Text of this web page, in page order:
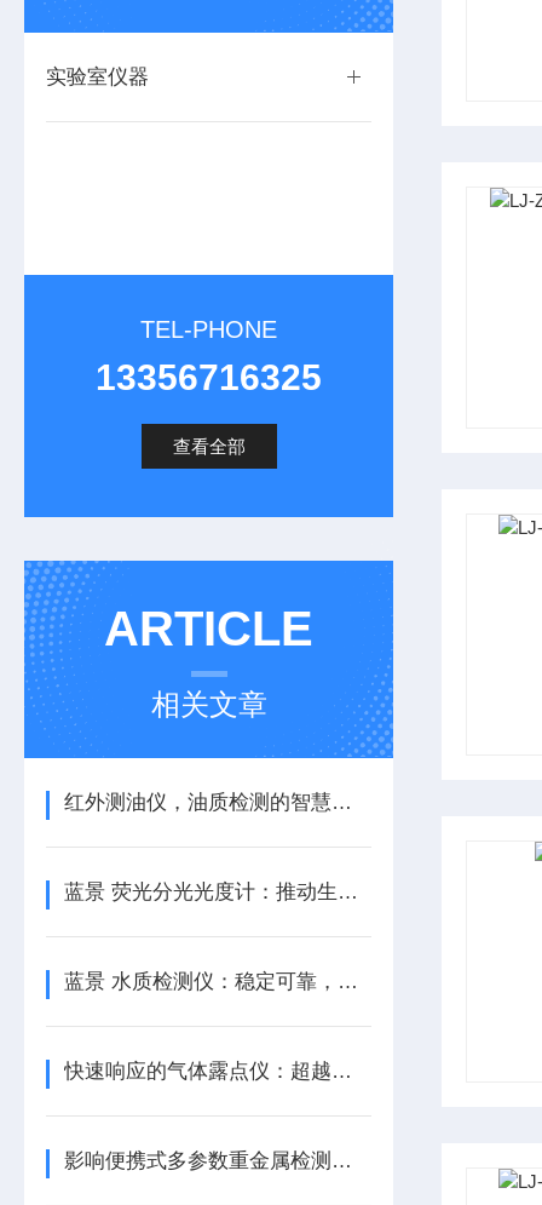
实验室仪器
TEL-PHONE
13356716325
查看全部
ARTICLE
相关文章
红外测油仪，油质检测的智慧之选
蓝景 荧光分光光度计：推动生物医学研究的创新引擎
蓝景 水质检测仪：稳定可靠，历经考验的水质检测专家
快速响应的气体露点仪：超越您的期待
影响便携式多参数重金属检测仪检测结果的因素